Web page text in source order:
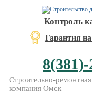
Контроль
Гарантия
Строительно-ремонтная
компания Омск